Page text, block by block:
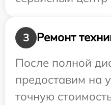
3
Ремонт
После полной
предоставим на
точную